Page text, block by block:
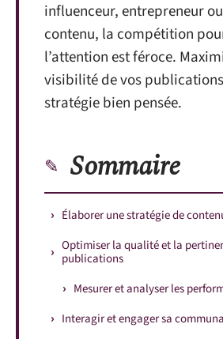
influenceur, entrepreneur
contenu, la compétition
l’attention est féroce.
visibilité de vos
stratégie bien pensée.
Sommaire
Élaborer une stratégie de
Optimiser la qualité et la
publications
Mesurer et analyser les
Interagir et engager sa